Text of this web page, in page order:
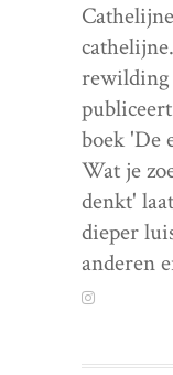
rewilding
boek 'De
Wat je
denkt'
dieper
anderen